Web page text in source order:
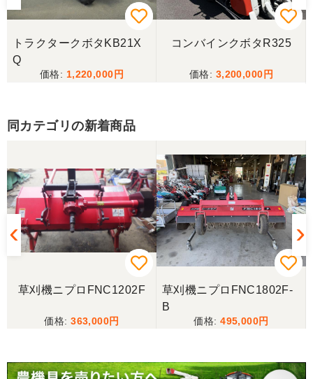
トラクタークボタKB21X
Q
1,220,000
コンバインクボタR325
3,200,000
同カテゴリの新着商品
草刈機ニプロFNC1202F
363,000
草刈機ニプロFNC1802F-
B
495,000